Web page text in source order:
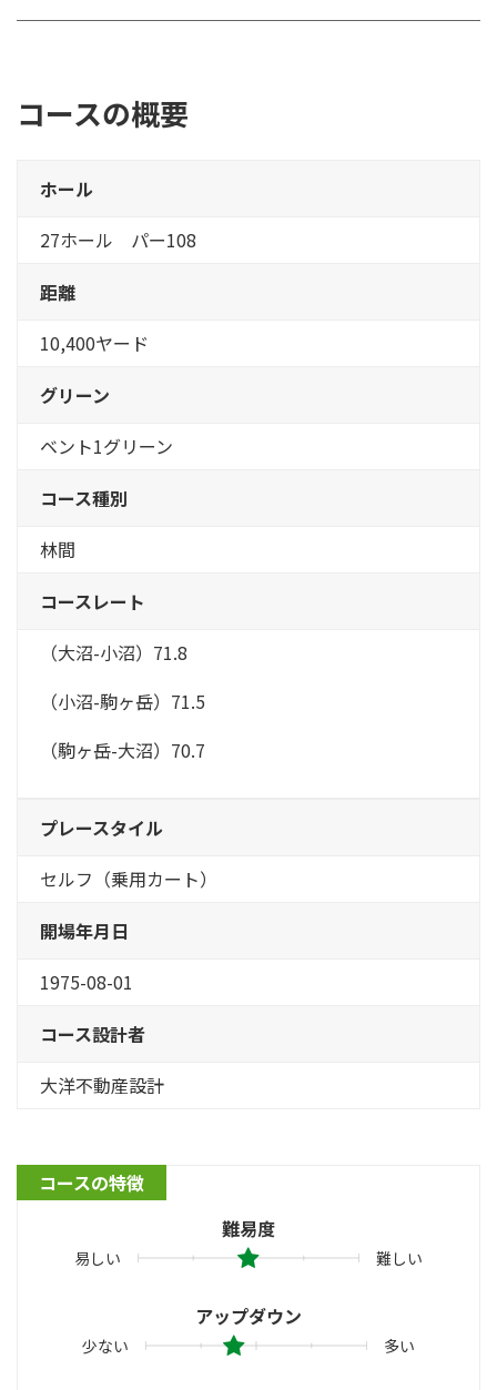
コースの概要
ホール
27ホール パー108
距離
10,400ヤード
グリーン
ベント1グリーン
コース種別
林間
コースレート
（大沼-小沼）71.8
（小沼-駒ヶ岳）71.5
（駒ヶ岳-大沼）70.7
プレースタイル
セルフ（乗用カート）
開場年月日
1975-08-01
コース設計者
大洋不動産設計
コースの特徴
難易度
易しい 難しい
アップダウン
少ない 多い